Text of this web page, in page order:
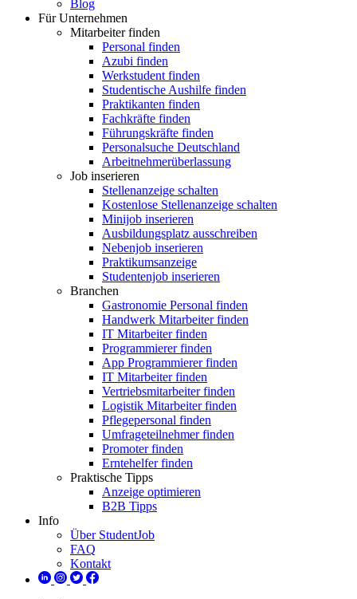
Blog
Für Unternehmen
Mitarbeiter finden
Personal finden
Azubi finden
Werkstudent finden
Studentische Aushilfe finden
Praktikanten finden
Fachkräfte finden
Führungskräfte finden
Personalsuche Deutschland
Arbeitnehmerüberlassung
Job inserieren
Stellenanzeige schalten
Kostenlose Stellenanzeige schalten
Minijob inserieren
Ausbildungsplatz ausschreiben
Nebenjob inserieren
Praktikumsanzeige
Studentenjob inserieren
Branchen
Gastronomie Personal finden
Handwerk Mitarbeiter finden
IT Mitarbeiter finden
Programmierer finden
App Programmierer finden
IT Mitarbeiter finden
Vertriebsmitarbeiter finden
Logistik Mitarbeiter finden
Pflegepersonal finden
Umfrageteilnehmer finden
Promoter finden
Erntehelfer finden
Praktische Tipps
Anzeige optimieren
B2B Tipps
Info
Über StudentJob
FAQ
Kontakt